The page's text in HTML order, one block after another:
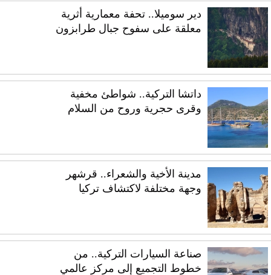
دير سوميلا.. تحفة معمارية أثرية
معلقة على سفوح جبال طرابزون
داتشا التركية.. شواطئ مخفية
وقرى حجرية وروح من السلام
مدينة الأخية والشعراء.. قرشهر
وجهة مختلفة لاكتشاف تركيا
صناعة السيارات التركية.. من
خطوط التجميع إلى مركز عالمي